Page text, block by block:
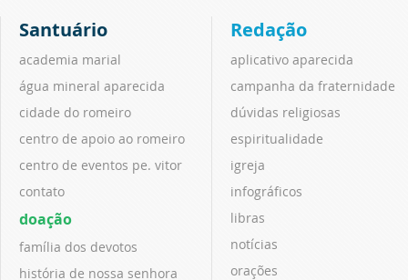
Santuário
academia marial
água mineral aparecida
cidade do romeiro
centro de apoio ao romeiro
centro de eventos pe. vitor
contato
doação
família dos devotos
história de nossa senhora
Redação
aplicativo aparecida
campanha da fraternidade
dúvidas religiosas
espiritualidade
igreja
infográficos
libras
notícias
orações